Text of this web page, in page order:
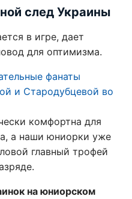
след Украины
в игре, дает
для оптимизма.
фанаты
и Стародубцевой во
комфортна для
а наши юниорки уже
главный трофей
на юниорском